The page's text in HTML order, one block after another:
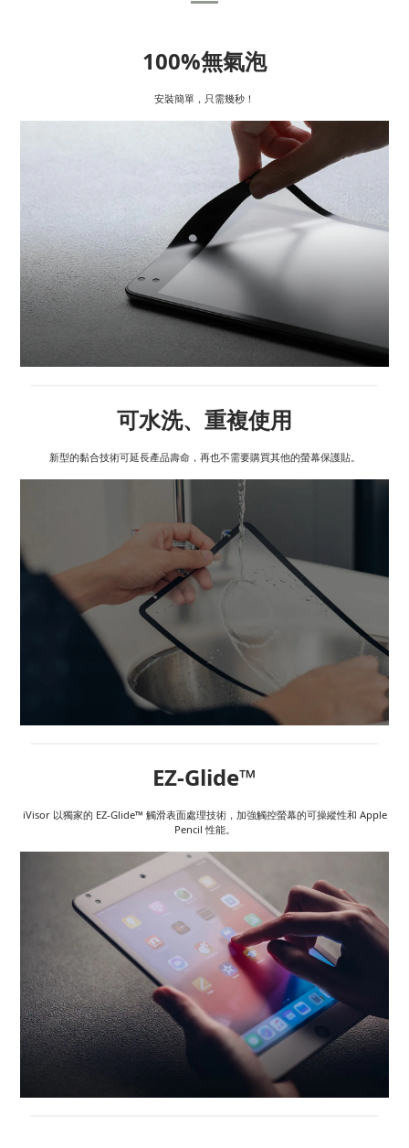
100%無氣泡
安裝簡單，只需幾秒！
可水洗、重複使用
新型的黏合技術可延長產品壽命，再也不需要購買其他的螢幕保護貼。
EZ-Glide™
iVisor 以獨家的 EZ-Glide™ 觸滑表面處理技術，加強觸控螢幕的可操縱性和 Apple
Pencil 性能。